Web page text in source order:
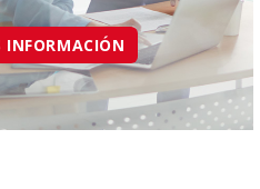
INFORMACIÓN